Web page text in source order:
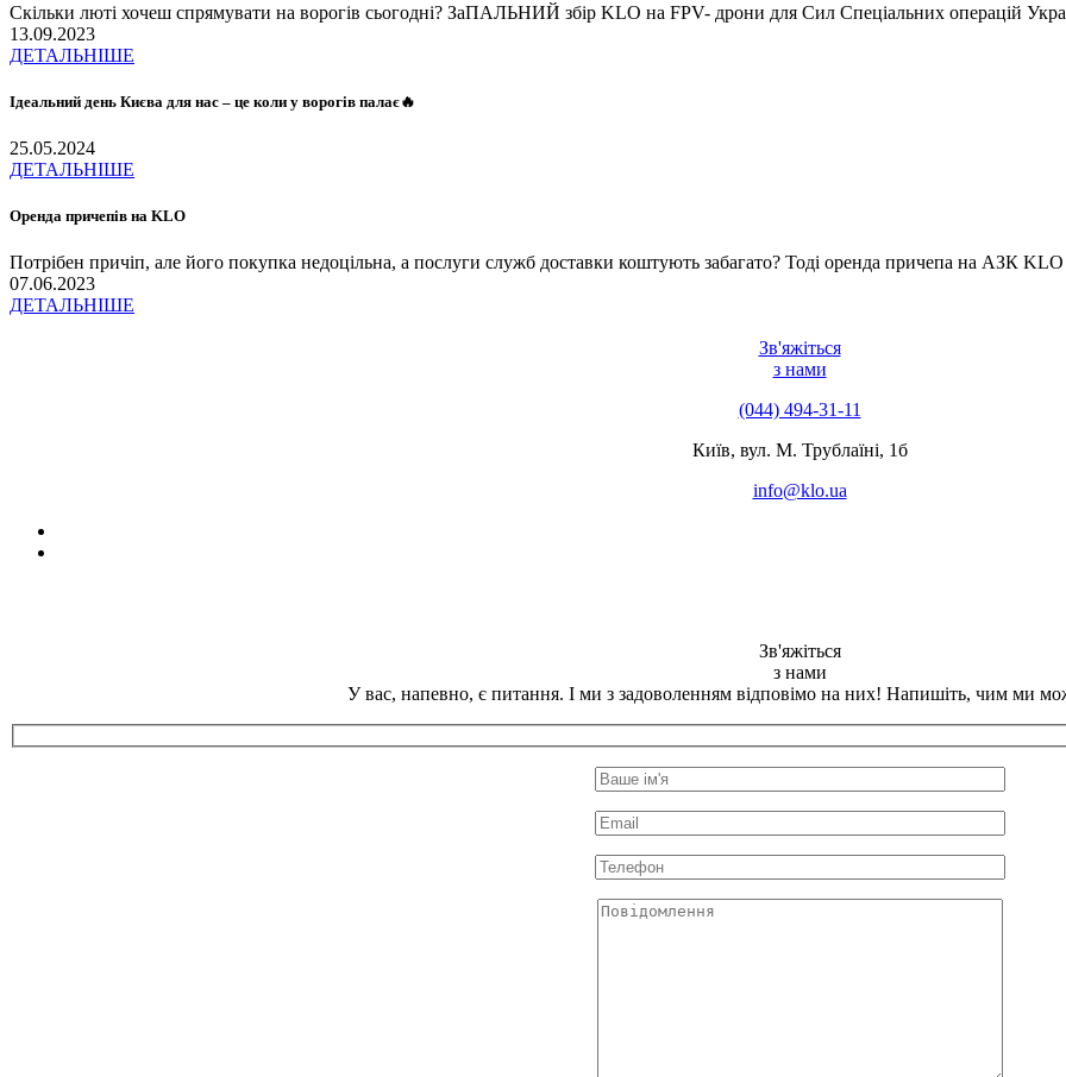
Скільки люті хочеш спрямувати на ворогів сьогодні? ЗаПАЛЬНИЙ збір KLO на FPV- дрони для Сил Спеціальних операцій
13.09.2023
ДЕТАЛЬНІШЕ
Ідеальний день Києва для нас – це коли у ворогів палає🔥
25.05.2024
ДЕТАЛЬНІШЕ
Оренда причепів на KLO
Потрібен причіп, але його покупка недоцільна, а послуги служб доставки коштують забагато? Тоді оренда причепа на АЗК
07.06.2023
ДЕТАЛЬНІШЕ
Зв'яжіться
з нами
(044) 494-31-11
Київ, вул. М. Трублаїні, 1б
info@klo.ua
Зв'яжіться
з нами
У вас, напевно, є питання. І ми з задоволенням відповімо на них! Напишіть, чим ми